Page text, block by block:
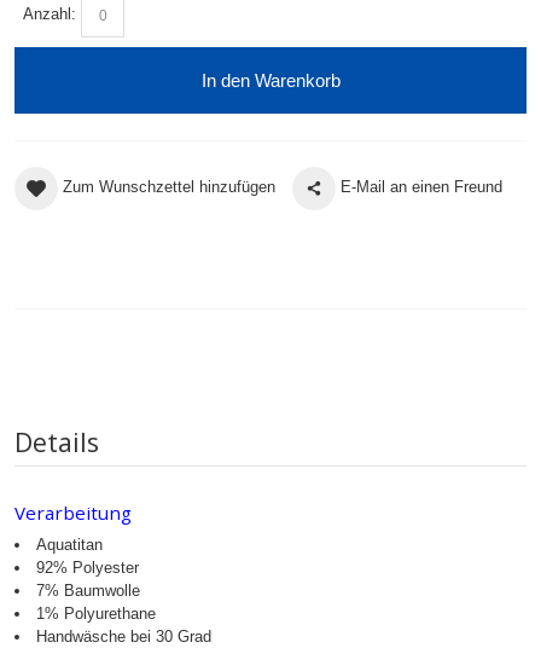
Anzahl:
In den Warenkorb
Zum Wunschzettel hinzufügen E-Mail an einen Freund
Details
Verarbeitung
Aquatitan
92% Polyester
7% Baumwolle
1% Polyurethane
Handwäsche bei 30 Grad